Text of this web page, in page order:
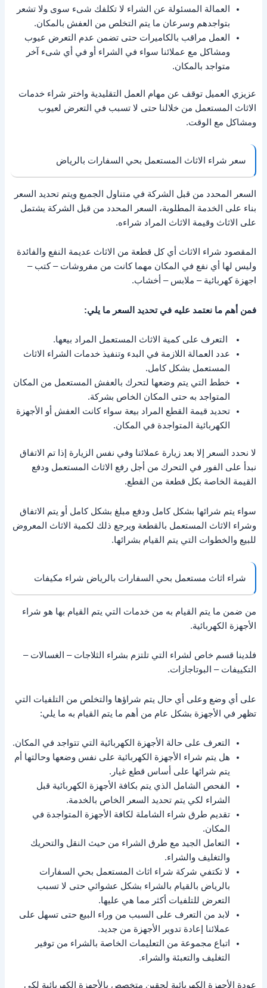
العمالة المسئولة عن الشراء لا تكلفك شىء سوى ولا تشعر
بتواجدهم وسرعان ما يتم التخلص من العفش بالمكان.
العمل مراقب بالكاميرات حتى تضمن عدم التعرض عيوب
ومشاكل مع عملائنا سواء في الشراء أو في أي شىء آخر
متواجد بالمكان.
عزيزي العميل توقف عن مهام العمل التقليدية واختر شراء خدمات
الاثاث المستعمل من خلالنا حتى لا تسبب في التعرض لعيوب
ومشاكل مع الوقت.
سعر شراء الاثاث المستعمل بحي السفارات بالرياض
السعر المحدد من قبل الشركة في متناول الجميع ويتم تحديد السعر
بناء على الخدمة المطلوبة، السعر المحدد من قبل الشركة يشتمل
على الاثاث وقيمة الاثاث المراد شراءه.
المقصود شراء الاثاث أي كل قطعة من الاثاث عديمة النفع والفائدة
وليس لها أي نفع في المكان مهما كانت من مفروشات – كتب –
اجهزة كهربائية – ملابس – أخشاب.
فمن أهم ما نعتمد عليه في تحديد السعر ما يلي:
التعرف على كمية الاثاث المستعمل المراد بيعها.
عدد العمالة اللازمة في البدء وتنفيذ خدمات الشراء الاثاث
المستعمل بشكل كامل.
خطط التي يتم وضعها لتحرك بالعفش المستعمل من المكان
المتواجد به حتى المكان الخاص بشركة.
تحديد قيمة القطع المراد بيعة سواء كانت العفش أو الأجهزة
الكهربائية المتواجدة في المكان.
لا نحدد السعر إلا بعد زيارة عملائنا وفي نفس الزيارة إذا تم الاتفاق
نبدأ على الفور في التحرك من أجل رفع الاثاث المستعمل ودفع
القيمة الخاصة بكل قطعة من القطع.
سواء يتم شرائها بشكل كامل ودفع مبلغ بشكل كامل أو يتم الاتفاق
وشراء الاثاث المستعمل بالقطعة ويرجع ذلك لكمية الاثاث المعروض
للبيع والخطوات التي يتم القيام بشرائها.
شراء اثاث مستعمل بحي السفارات بالرياض شراء مكيفات
من ضمن ما يتم القيام به من خدمات التي يتم القيام بها هو شراء
الأجهزة الكهربائية.
فلدينا قسم خاص لشراء التي تلتزم بشراء الثلاجات – الغسالات –
التكييفات – البوتاجازات.
على أي وضع وعلى أي حال يتم شراؤها والتخلص من التلفيات التي
تظهر في الأجهزة بشكل عام من أهم ما يتم القيام به ما يلي:
التعرف على حالة الأجهزة الكهربائية التي تتواجد في المكان.
هل يتم شراء الأجهزة الكهربائية على نفس وضعها وحالتها أم
يتم شرائها على أساس قطع غيار.
الفحص الشامل الذي يتم بكافة الأجهزة الكهربائية قبل
الشراء لكي يتم تحديد السعر الخاص بالخدمة.
تقديم طرق شراء الشاملة لكافة الأجهزة المتواجدة في
المكان.
التعامل الجيد مع طرق الشراء من حيث النقل والتحريك
والتغليف والشراء.
لا تكتفي شركة شراء اثاث المستعمل بحي السفارات
بالرياض بالقيام بالشراء بشكل عشوائي حتى لا تسبب
التعرض للتلفيات أكثر مما هي عليها.
لابد من التعرف على السبب من وراء البيع حتى تسهل على
عملائنا إعادة تدوير الأجهزة من جديد.
اتباع مجموعة من التعليمات الخاصة بالشراء من توفير
التغليف والتعبئة والشراء.
عودة الأجهزة الكهربائية لحقين متخصص بالأجهزة الكهربائية لكي